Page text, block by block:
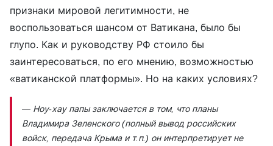
признаки мировой легитимности, не
воспользоваться шансом от Ватикана, было бы
глупо. Как и руководству РФ стоило бы
заинтересоваться, по его мнению, возможностью
«ватиканской платформы». Но на каких условиях?
— Ноу-хау папы заключается в том, что планы
Владимира Зеленского (полный вывод российских
войск, передача Крыма и т.п.) он интерпретирует не